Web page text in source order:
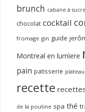
brunch cabane à sucre
chocolat cocktail
fromage gin guide
Montreal en lumìere
pain patisserie plateau
recette
de la poutine spa thé